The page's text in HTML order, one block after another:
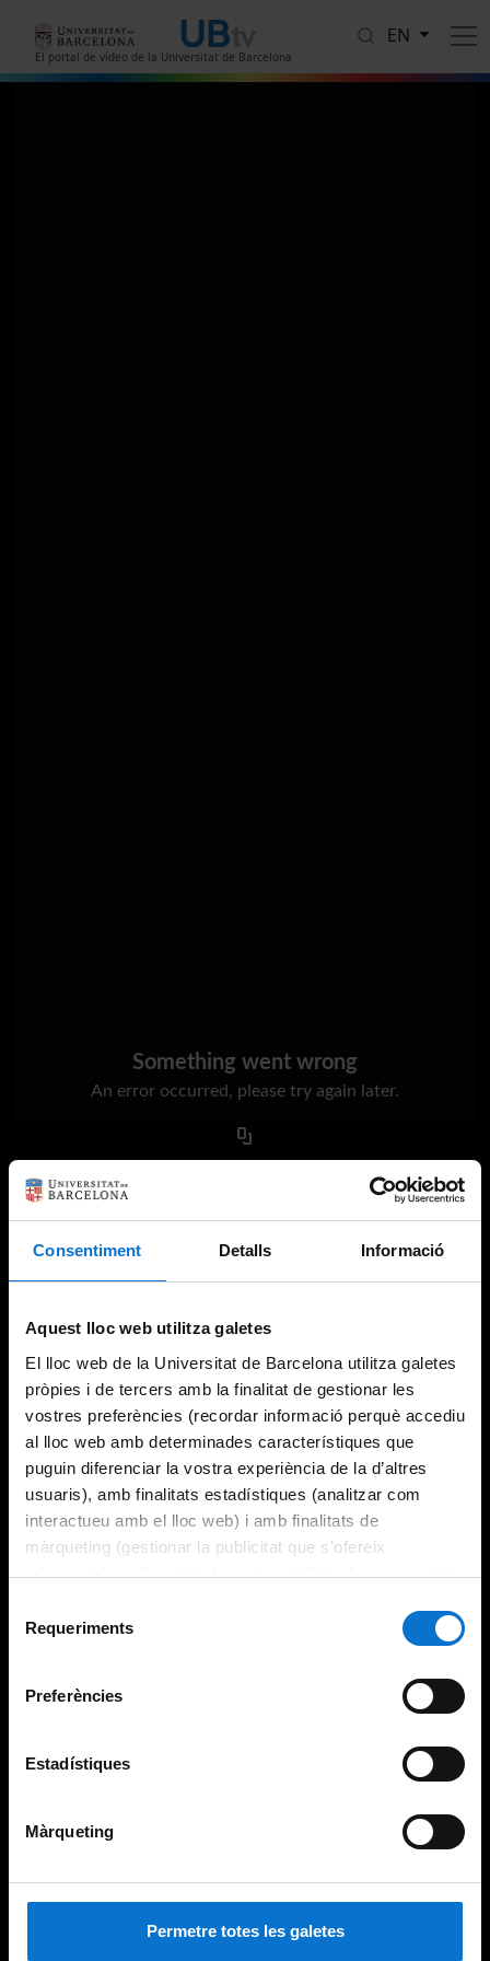
Consentiment Detalls Informació
Aquest lloc web utilitza galetes
El lloc web de la Universitat de Barcelona utilitza galetes
pròpies i de tercers amb la finalitat de gestionar les
vostres preferències (recordar informació perquè accediu
al lloc web amb determinades característiques que
puguin diferenciar la vostra experiència de la d’altres
usuaris), amb finalitats estadístiques (analitzar com
interactueu amb el lloc web) i amb finalitats de
màrqueting (gestionar la publicitat que s’ofereix
adequant-la en funció dels vostres hàbits de navegació).
consultar laPolítica de galetes del lloc web de la
Requeriments
Preferències
Estadístiques
Màrqueting
Permetre totes les galetes
El portal de vídeo de la Universitat de Barcelona
EN
Something went wrong
An error occurred, please try again later.